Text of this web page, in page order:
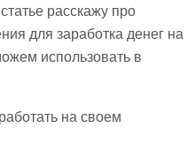
расскажу про
для заработка денег на
использовать в
на своем